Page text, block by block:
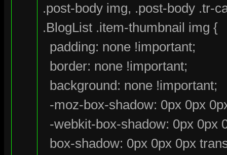
.post-body img, .post-body .tr-
.BlogList .item-thumbnail img {
padding: none !important;
border: none !important;
background: none !important;
-moz-box-shadow: 0px 0px
-webkit-box-shadow: 0px 0px
box-shadow: 0px 0px 0px